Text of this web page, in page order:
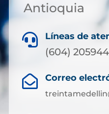
Antioquia
 Líneas de
(604)
 Correo